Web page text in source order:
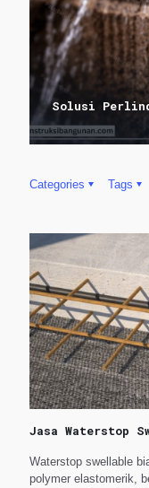
Solusi
Categories Tags
Jasa Waterstop
Waterstop swellable
polymer elastomerik,